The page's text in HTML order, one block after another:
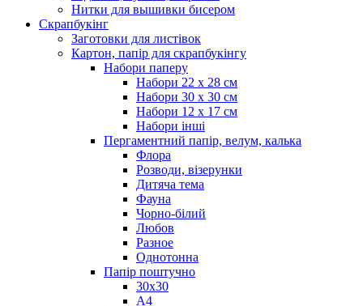
Нитки для вышивки бисером
Скрапбукінг
Заготовки для листівок
Картон, папір для скрапбукінгу
Набори паперу
Набори 22 х 28 см
Набори 30 х 30 см
Набори 12 х 17 см
Набори інші
Пергаментний папір, велум, калька
Флора
Розводи, візерунки
Дитяча тема
Фауна
Чорно-білий
Любов
Разное
Однотонна
Папір поштучно
30х30
А4